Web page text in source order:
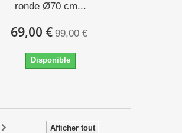
ronde Ø70 cm...
69,00 € 99,00 €
Disponible
Afficher tout